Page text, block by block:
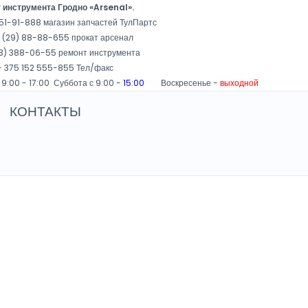
инструмента Гродно «Arsenal».
91-888 магазин запчастей ТулПартс
(29) 88-88-655 прокат арсенал
388-06-55 ремонт инструмента
375 152 555-855 Тел/факс
9:00 - 17:00 Суббота с 9:00 - 15:00 Воскресенье - выходной
КОНТАКТЫ